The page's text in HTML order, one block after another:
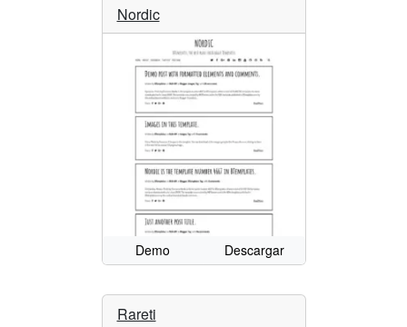
Nordic
Demo Descargar
Rareti